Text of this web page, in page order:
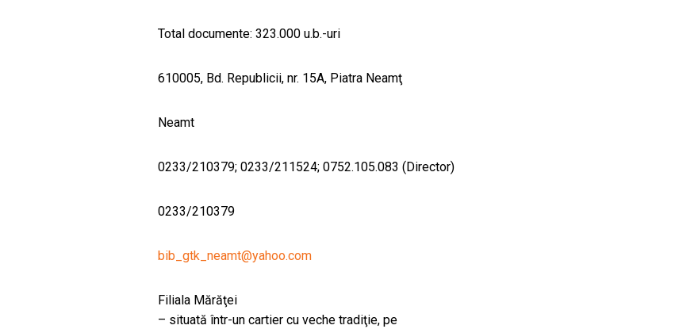
Total documente: 323.000 u.b.-uri
610005, Bd. Republicii, nr. 15A, Piatra Neamţ
Neamt
0233/210379; 0233/211524; 0752.105.083 (Director)
0233/210379
bib_gtk_neamt@yahoo.com
Filiala Mărăţei
– situată într-un cartier cu veche tradiţie, pe